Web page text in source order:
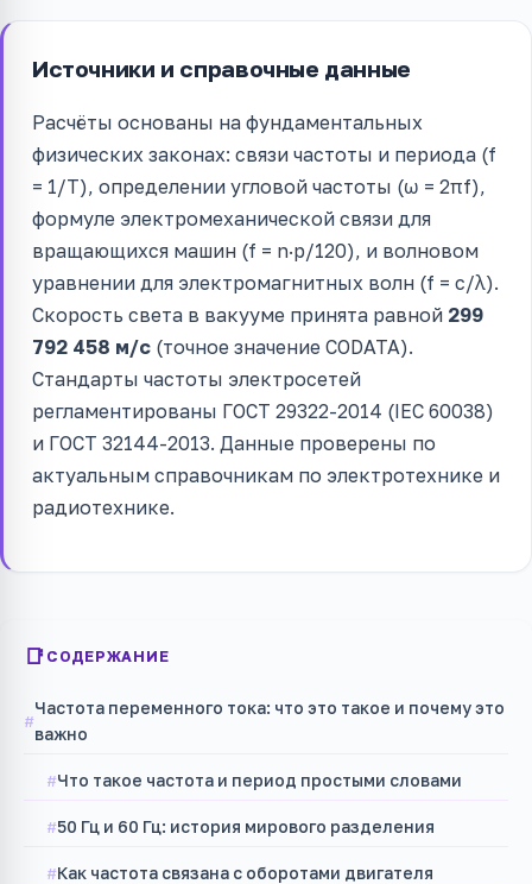
Источники и справочные данные
Расчёты основаны на фундаментальных
физических законах: связи частоты и периода (f
= 1/T), определении угловой частоты (ω = 2πf),
формуле электромеханической связи для
вращающихся машин (f = n·p/120), и волновом
уравнении для электромагнитных волн (f = c/λ).
Скорость света в вакууме принята равной 299
792 458 м/с (точное значение CODATA).
Стандарты частоты электросетей
регламентированы ГОСТ 29322-2014 (IEC 60038)
и ГОСТ 32144-2013. Данные проверены по
актуальным справочникам по электротехнике и
радиотехнике.
СОДЕРЖАНИЕ
Частота переменного тока: что это такое и почему это
важно
Что такое частота и период простыми словами
50 Гц и 60 Гц: история мирового разделения
Как частота связана с оборотами двигателя